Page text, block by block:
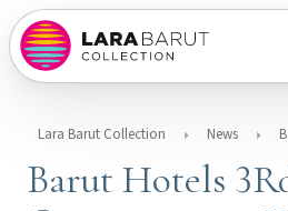
Lara Barut Collection News
Barut Hotels